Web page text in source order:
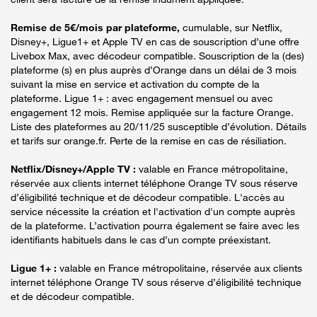
Remise de 5€/mois par plateforme, cumulable, sur Netflix,
Disney+, Ligue1+ et Apple TV en cas de souscription d’une offre
Livebox Max, avec décodeur compatible. Souscription de la (des)
plateforme (s) en plus auprès d’Orange dans un délai de 3 mois
suivant la mise en service et activation du compte de la
plateforme. Ligue 1+ : avec engagement mensuel ou avec
engagement 12 mois. Remise appliquée sur la facture Orange.
Liste des plateformes au 20/11/25 susceptible d’évolution. Détails
et tarifs sur orange.fr. Perte de la remise en cas de résiliation.
Netflix/Disney+/Apple TV : valable en France métropolitaine,
réservée aux clients internet téléphone Orange TV sous réserve
d’éligibilité technique et de décodeur compatible. L'accès au
service nécessite la création et l'activation d'un compte auprès
de la plateforme. L’activation pourra également se faire avec les
identifiants habituels dans le cas d’un compte préexistant.
Ligue 1+ : valable en France métropolitaine, réservée aux clients
internet téléphone Orange TV sous réserve d’éligibilité technique
et de décodeur compatible.